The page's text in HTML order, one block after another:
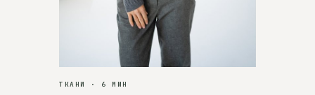
ТКАНИ · 6 МИН